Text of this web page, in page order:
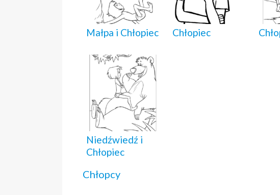
Małpa i Chłopiec Chłopiec
Niedźwiedź i
Chłopiec
Chłopcy